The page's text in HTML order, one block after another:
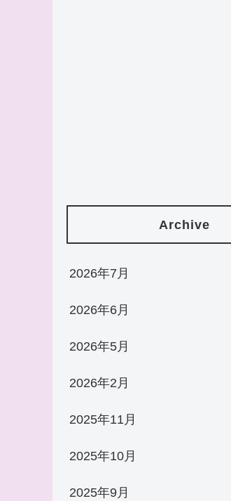
Archive
2026年7月
2026年6月
2026年5月
2026年2月
2025年11月
2025年10月
2025年9月